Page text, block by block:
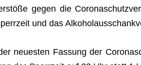
gegen die
und das
neu­es­ten Fas­sung der